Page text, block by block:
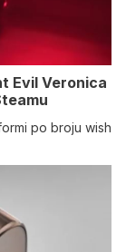
Evil Veronica
po broju wish